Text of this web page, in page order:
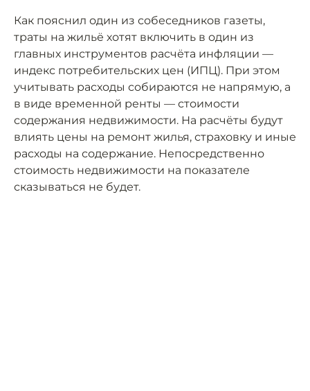
Как пояснил один из собеседников газеты,
траты на жильё хотят включить в один из
главных инструментов расчёта инфляции —
индекс потребительских цен (ИПЦ). При этом
учитывать расходы собираются не напрямую, а
в виде временной ренты — стоимости
содержания недвижимости. На расчёты будут
влиять цены на ремонт жилья, страховку и иные
расходы на содержание. Непосредственно
стоимость недвижимости на показателе
сказываться не будет.